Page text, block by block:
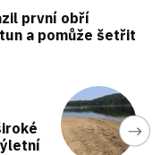
první obří
a pomůže šetřit